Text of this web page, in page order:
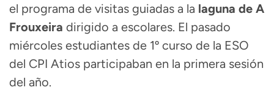
el programa de visitas guiadas a la laguna de A
Frouxeira dirigido a escolares. El pasado
miércoles estudiantes de 1º curso de la ESO
del CPI Atios participaban en la primera sesión
del año.